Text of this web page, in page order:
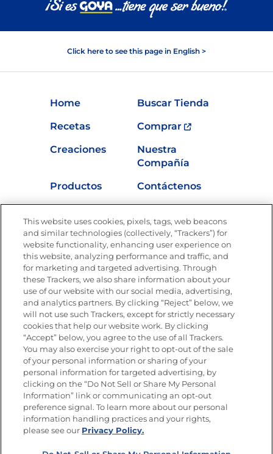
Click here to see this page in English >
Home
Buscar Tienda
Recetas
Comprar
Creaciones
Nuestra
Compañía
Productos
Contáctenos
Nutrición
Únete a La Cocina Goya®
Recibe Nuevas Recetas, Ofertas Especiales y
Promociones
Email(Obligatorio)
SÍGUENOS EN LAS REDES SOCIALES
This website uses cookies, pixels, tags, web beacons
and similar technologies (collectively, “Trackers”) for
website functionality, enhancing user experience on
this website, analyzing performance and traffic, and
for marketing and targeted advertising. Through
these Trackers, we also share information about your
use of our website with our social media, advertising,
and analytics partners. By clicking “Reject” below, we
will not use such Trackers, except for strictly necessary
cookies that help our website work. By clicking
“Accept” below, you agree to the use of all Trackers.
You may also exercise your right to opt-out of the sale
of your personal information or sharing of your
personal information for targeted advertising, by
clicking on the “Do Not Sell or Share My Personal
Information” link or communicating an opt-out
preference signal. To learn more about our personal
information handling practices and your rights,
please see our Privacy Policy.